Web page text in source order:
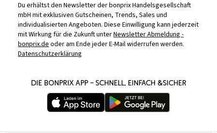
Du erhältst den Newsletter der bonprix Handelsgesellschaft
mbH mit exklusiven Gutscheinen, Trends, Sales und
individualisierten Angeboten. Diese Einwilligung kann jederzeit
mit Wirkung für die Zukunft unterNewsletter Abmeldung -
bonprix.deoder am Ende jeder E-Mail widerrufen werden.
Datenschutzerklärung
DIE BONPRIX APP – SCHNELL, EINFACH &SICHER